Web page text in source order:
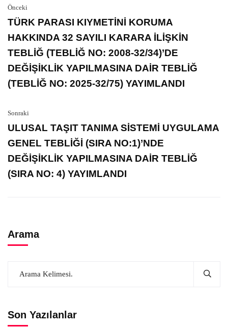
Önceki
TÜRK PARASI KIYMETİNİ KORUMA
HAKKINDA 32 SAYILI KARARA İLİŞKİN
TEBLİĞ (TEBLİĞ NO: 2008-32/34)’DE
DEĞİŞİKLİK YAPILMASINA DAİR TEBLİĞ
(TEBLİĞ NO: 2025-32/75) YAYIMLANDI
Sonraki
ULUSAL TAŞIT TANIMA SİSTEMİ UYGULAMA
GENEL TEBLİĞİ (SIRA NO:1)’NDE
DEĞİŞİKLİK YAPILMASINA DAİR TEBLİĞ
(SIRA NO: 4) YAYIMLANDI
Arama
Son Yazılanlar